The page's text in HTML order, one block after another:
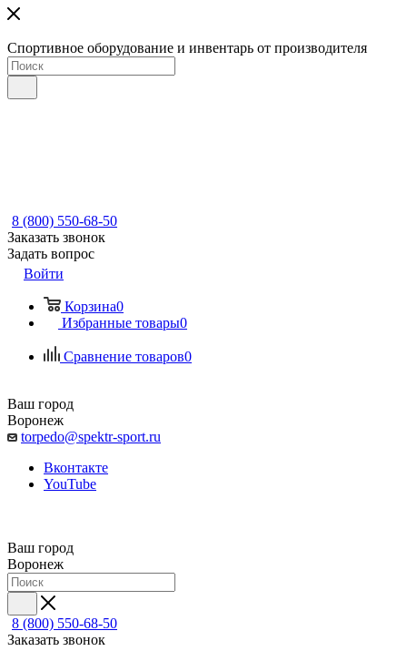
Спортивное оборудование и инвентарь от производителя
8 (800) 550-68-50
Заказать звонок
Задать вопрос
Войти
Корзина0
Избранные товары0
Сравнение товаров0
Ваш город
Воронеж
torpedo@spektr-sport.ru
Вконтакте
YouTube
Ваш город
Воронеж
8 (800) 550-68-50
Заказать звонок